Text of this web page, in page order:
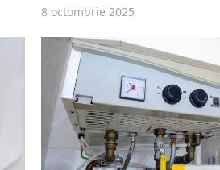
8 octombrie 2025